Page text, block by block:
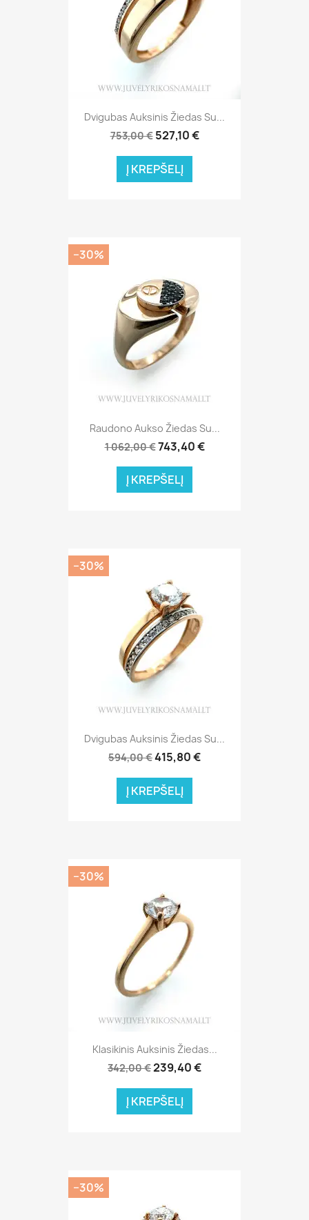
Dvigubas Auksinis Žiedas Su...
753,00 € 527,10 €
Į KREPŠELĮ
Raudono Aukso Žiedas Su...
1 062,00 €743,40 €
Į KREPŠELĮ
−30%
Dvigubas Auksinis Žiedas Su...
594,00 €415,80 €
Į KREPŠELĮ
−30%
Klasikinis Auksinis Žiedas...
342,00 €239,40 €
Į KREPŠELĮ
−30%
−30%